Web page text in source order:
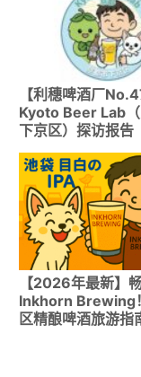
【利穗啤酒厂
Kyoto Beer Lab
下京区）探访报告
【2026年最新】
Inkhorn Brewing
区精酿啤酒旅游指